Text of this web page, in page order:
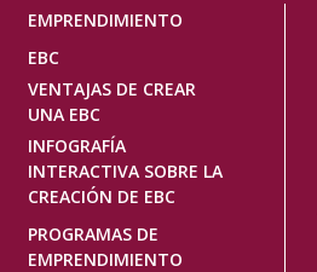
EMPRENDIMIENTO
EBC
VENTAJAS DE CREAR
UNA EBC
INFOGRAFÍA
INTERACTIVA SOBRE LA
CREACIÓN DE EBC
PROGRAMAS DE
EMPRENDIMIENTO